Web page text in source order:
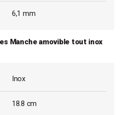
6,1 mm
Manche amovible tout inox
Inox
18.8 cm